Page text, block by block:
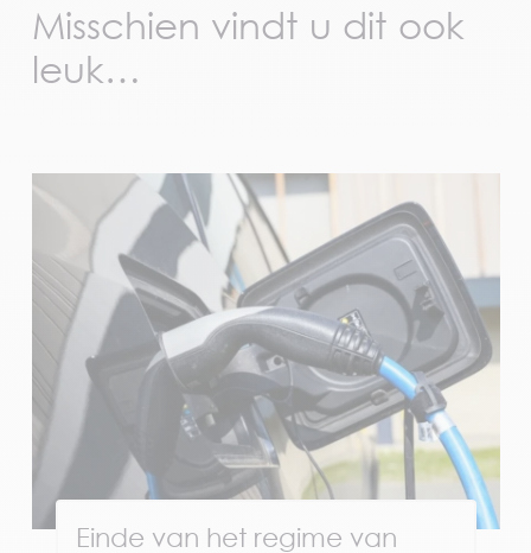
Misschien vindt u dit ook
leuk…
Einde van het regime van